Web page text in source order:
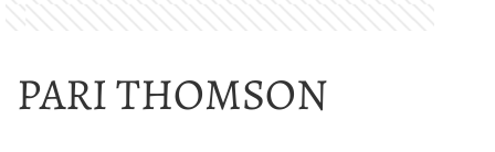
PARI THOMSON